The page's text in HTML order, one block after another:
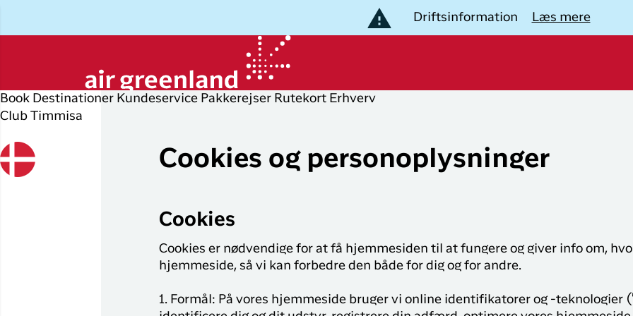
Driftsinformation Læs mere
Book Destinationer Kundeservice Pakkerejser Rutekort Erhverv
Club Timmisa
Book flybillet
Min booking
Destinationer
ILIK
Club Timmisa!
Club Timmisa har du altid
destinationer
København
Ilulissat
Ilulissat
Kangerlussuaq
Grønland
Storbritannien
Cookies og personoplysninger
Cookies
Cookies er nødvendige for at få hjemmesiden til at fungere og giver info om,
hjemmeside, så vi kan forbedre den både for dig og for andre.
1. Formål: På vores hjemmeside bruger vi online identifikatorer og -teknologier